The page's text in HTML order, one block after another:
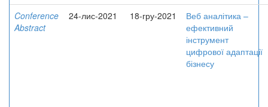
Conference
Abstract
24-лис-2021 18-гру-2021
Веб аналітика –
ефективний
інструмент
цифрової адаптації
бізнесу